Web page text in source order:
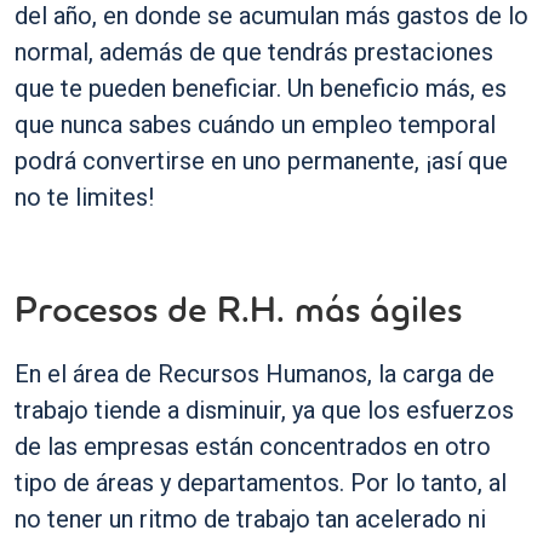
del año, en donde se acumulan más gastos de lo
normal, además de que tendrás prestaciones
que te pueden beneficiar. Un beneficio más, es
que nunca sabes cuándo un empleo temporal
podrá convertirse en uno permanente, ¡así que
no te limites!
Procesos de R.H. más ágiles
En el área de Recursos Humanos, la carga de
trabajo tiende a disminuir, ya que los esfuerzos
de las empresas están concentrados en otro
tipo de áreas y departamentos. Por lo tanto, al
no tener un ritmo de trabajo tan acelerado ni